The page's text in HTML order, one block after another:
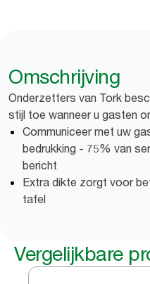
Omschrijving
Onderzetters van Tork
stijl toe wanneer u gasten
Communiceer met uw
bedrukking - 75% van
bericht
Extra dikte zorgt voor
tafel
Vergelijkbare